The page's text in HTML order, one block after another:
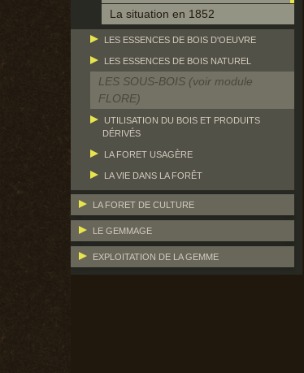
La situation en 1852
LES ESSENCES DE BOIS D'OEUVRE
LES ESSENCES DE BOIS NATUREL
LES SOUS-BOIS (voir module
FLORE)
UTILISATION DU BOIS ET PRODUITS
DÉRIVÉS
LA FORET USAGÈRE
LA VIE DANS LA FORÊT
LA FORET DE CULTURE
LE GEMMAGE
EXPLOITATION DE LA GEMME